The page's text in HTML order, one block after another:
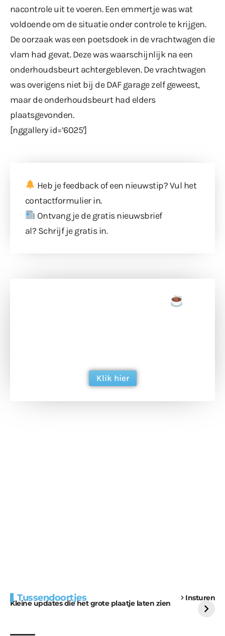
nacontrole uit te voeren. Een emmertje was wat
voldoende om de situatie onder controle te krijgen.
De oorzaak was een poetsdoek in de vrachtwagen die
vlam had gevat. Deze was waarschijnlijk na een
onderhoudsbeurt achtergebleven. De vrachtwagen
was overigens niet bij de DAF garage zelf geweest,
maar de onderhoudsbeurt had elders
plaatsgevonden.
[nggallery id=’6025′]
Heb je feedback of een nieuwstip? Vul het
contactformulierin.
Ontvang je de gratis nieuwsbrief
al? Schrijf je gratis in.
Klik hier
Tussendoortjes Insturen
Kleine updates die het grote plaatje laten zien
voor kabouters
uitdaging